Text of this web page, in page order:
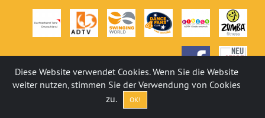
Diese Website verwendet Cookies. Wenn Sie die Website
weiter nutzen, stimmen Sie der Verwendung von Cookies
zu.
OK!